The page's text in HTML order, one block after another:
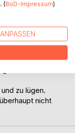
auf. Als sie in
zu arbeiten lernt
der
besuchen.
zu lügen.
nicht
(BoD-Impressum)
ANPASSEN